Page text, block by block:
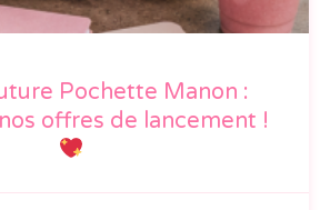
Pochette Manon :
offres de lancement !